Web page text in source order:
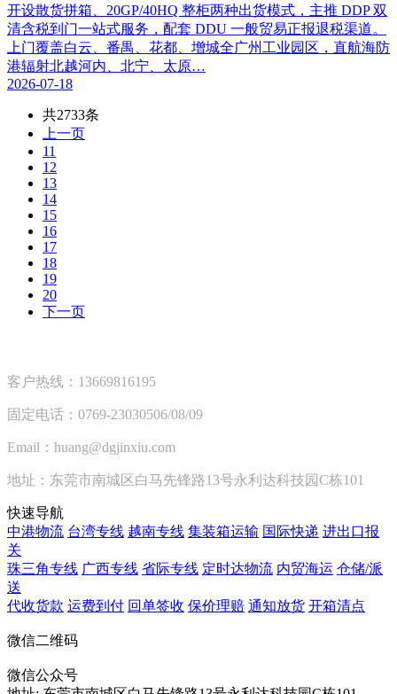
开设散货拼箱、20GP/40HQ 整柜两种出货模式，主推 DDP 双
清含税到门一站式服务，配套 DDU 一般贸易正报退税渠道。
上门覆盖白云、番禺、花都、增城全广州工业园区，直航海防
港辐射北越河内、北宁、太原…
2026-07-18
共2733条
上一页
11
12
13
14
15
16
17
18
19
20
下一页
客户热线：13669816195
固定电话：0769-23030506/08/09
Email：huang@dgjinxiu.com
地址：东莞市南城区白马先锋路13号永利达科技园C栋101
快速导航
中港物流 台湾专线 越南专线 集装箱运输 国际快递 进出口报
关
珠三角专线 广西专线 省际专线 定时达物流 内贸海运 仓储/派
送
代收货款 运费到付 回单签收 保价理赔 通知放货 开箱清点
微信二维码
微信公众号